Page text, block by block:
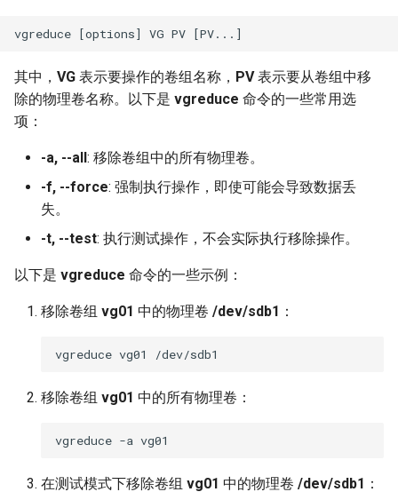
其中， VG 表示要操作的卷组名称， PV表示要从卷组中移
除的物理卷名称。以下是 vgreduce 命令的一些常用选
项：
-a, --all: 移除卷组中的所有物理卷。
-f, --force: 强制执行操作，即使可能会导致数据丢
失。
-t, --test: 执行测试操作，不会实际执行移除操作。
以下是 vgreduce 命令的一些示例：
移除卷组 vg01 中的物理卷 /dev/sdb1 ：
移除卷组 vg01 中的所有物理卷：
在测试模式下移除卷组 vg01 中的物理卷 /dev/sdb1 ：